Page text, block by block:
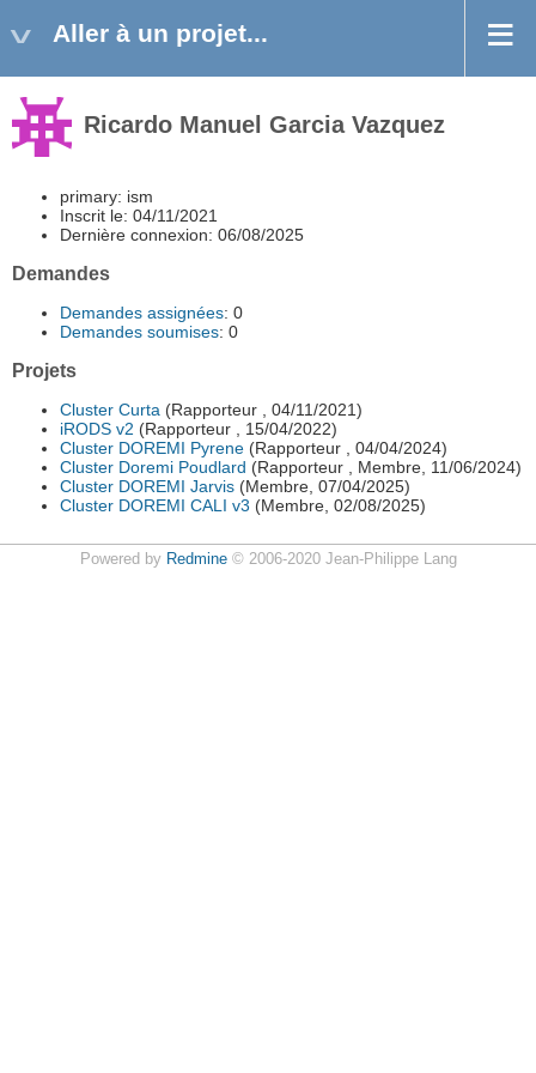
Aller à un projet...
Ricardo Manuel Garcia Vazquez
primary: ism
Inscrit le: 04/11/2021
Dernière connexion: 06/08/2025
Demandes
Demandes assignées: 0
Demandes soumises: 0
Projets
Cluster Curta (Rapporteur , 04/11/2021)
iRODS v2 (Rapporteur , 15/04/2022)
Cluster DOREMI Pyrene (Rapporteur , 04/04/2024)
Cluster Doremi Poudlard (Rapporteur , Membre, 11/06/2024)
Cluster DOREMI Jarvis (Membre, 07/04/2025)
Cluster DOREMI CALI v3 (Membre, 02/08/2025)
Powered by Redmine© 2006-2020 Jean-Philippe Lang